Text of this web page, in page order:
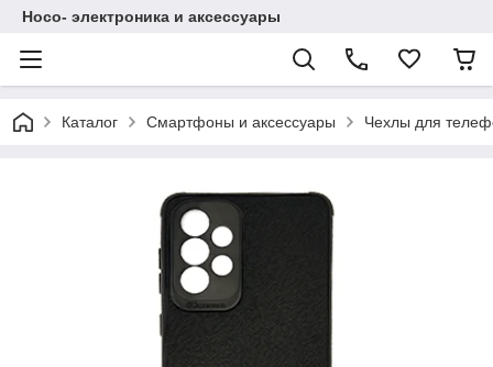
Hoco- электроника и аксессуары
Каталог Смартфоны и аксессуары Чехлы для